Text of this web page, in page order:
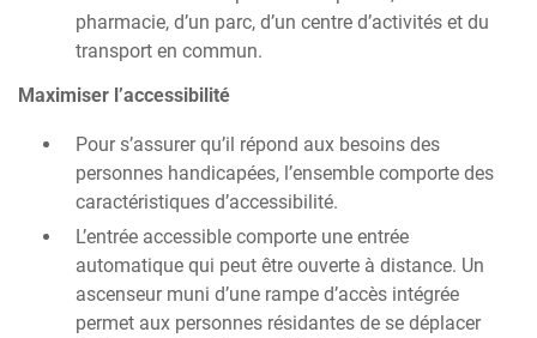
pharmacie, d’un parc, d’un centre d’activités et du
transport en commun.
Maximiser l’accessibilité
Pour s’assurer qu’il répond aux besoins des
personnes handicapées, l’ensemble comporte des
caractéristiques d’accessibilité.
L’entrée accessible comporte une entrée
automatique qui peut être ouverte à distance. Un
ascenseur muni d’une rampe d’accès intégrée
permet aux personnes résidantes de se déplacer